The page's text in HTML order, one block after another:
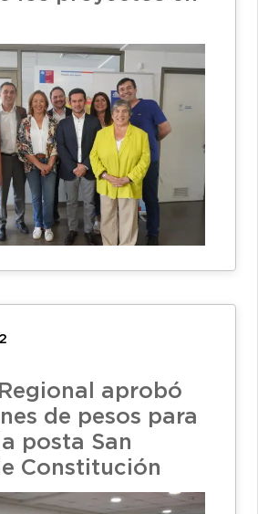
aprobó
de pesos para
posta San
Constitución